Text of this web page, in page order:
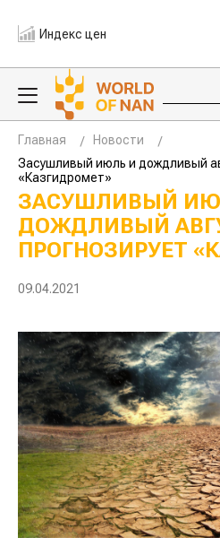
Индекс цен
Главная
Новости
Засушливый июль и дождливый
«Казгидромет»
ЗАСУШЛИВЫЙ
ДОЖДЛИВЫЙ
ПРОГНОЗИРУЕТ
09.04.2021